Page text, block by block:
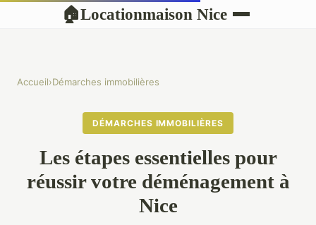
🏠Locationmaison Nice
Accueil›Démarches immobilières
DÉMARCHES IMMOBILIÈRES
Les étapes essentielles pour
réussir votre déménagement à
Nice